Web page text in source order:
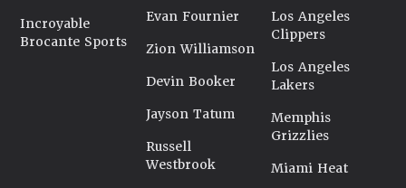
Incroyable
Brocante Sports
Evan Fournier
Zion Williamson
Devin Booker
Jayson Tatum
Russell
Westbrook
Los Angeles
Clippers
Los Angeles
Lakers
Memphis
Grizzlies
Miami Heat